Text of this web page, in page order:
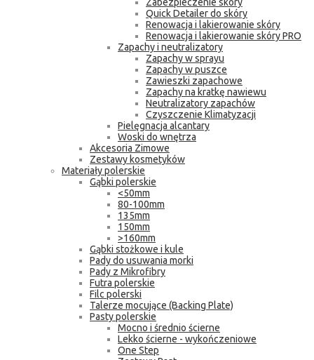
Quick Detailer do skóry
Renowacja i lakierowanie skóry
Renowacja i lakierowanie skóry PRO
Zapachy i neutralizatory
Zapachy w sprayu
Zapachy w puszce
Zawieszki zapachowe
Zapachy na kratkę nawiewu
Neutralizatory zapachów
Czyszczenie Klimatyzacji
Pielęgnacja alcantary
Woski do wnętrza
Akcesoria Zimowe
Zestawy kosmetyków
Materiały polerskie
Gąbki polerskie
<50mm
80-100mm
135mm
150mm
>160mm
Gąbki stożkowe i kule
Pady do usuwania morki
Pady z Mikrofibry
Futra polerskie
Filc polerski
Talerze mocujące (Backing Plate)
Pasty polerskie
Mocno i średnio ścierne
Lekko ścierne - wykończeniowe
One Step